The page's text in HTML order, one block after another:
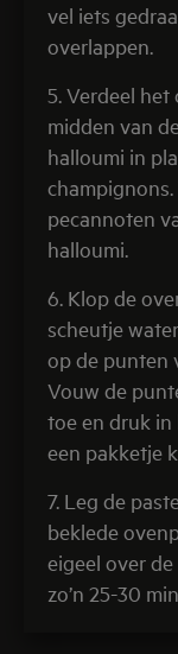
vel iets
overlappen.
5. Verdeel
midden van
halloumi in
pecannoten
halloumi.
6. Klop de
scheutje
op de punten
Vouw de
toe en druk in
een pakketje
7. Leg de
beklede
eigeel over
zo’n 25-30